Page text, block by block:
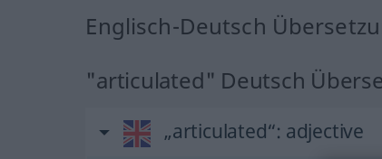
Englisch-Deutsch
"articulated" Deutsch
„articulated“: adjective